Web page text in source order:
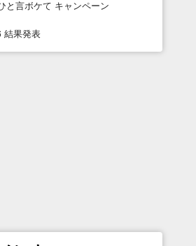
と言ボケて キャンペーン
結果発表